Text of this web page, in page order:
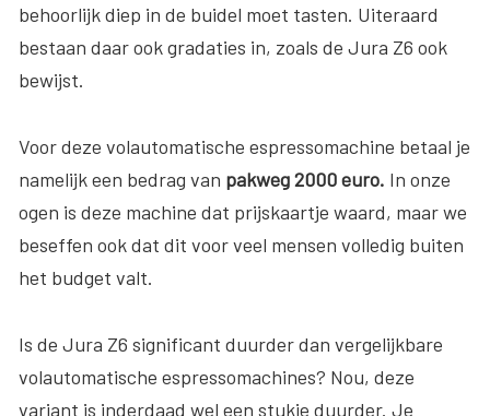
behoorlijk diep in de buidel moet tasten. Uiteraard
bestaan daar ook gradaties in, zoals de Jura Z6 ook
bewijst.
Voor deze volautomatische espressomachine betaal je
namelijk een bedrag van pakweg 2000 euro. In onze
ogen is deze machine dat prijskaartje waard, maar we
beseffen ook dat dit voor veel mensen volledig buiten
het budget valt.
Is de Jura Z6 significant duurder dan vergelijkbare
volautomatische espressomachines? Nou, deze
variant is inderdaad wel een stukje duurder. Je